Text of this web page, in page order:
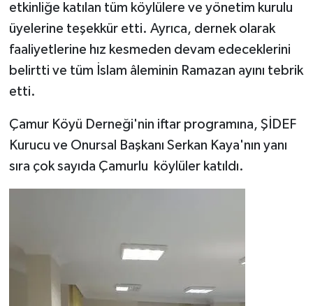
etkinliğe katılan tüm köylülere ve yönetim kurulu
üyelerine teşekkür etti. Ayrıca, dernek olarak
faaliyetlerine hız kesmeden devam edeceklerini
belirtti ve tüm İslam âleminin Ramazan ayını tebrik
etti.
Çamur Köyü Derneği'nin iftar programına, ŞİDEF
Kurucu ve Onursal Başkanı Serkan Kaya'nın yanı
sıra çok sayıda Çamurlu köylüler katıldı.